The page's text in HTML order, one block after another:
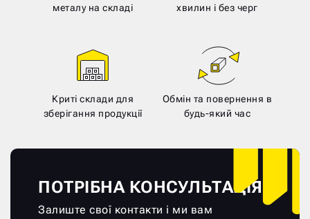
металу на складі
хвилин і без черг
Криті склади для
зберігання продукції
Обмін та повернення в
будь-який час
ПОТРІБНА КОНСУЛЬТАЦІЯ?
Залиште свої контакти і ми вам